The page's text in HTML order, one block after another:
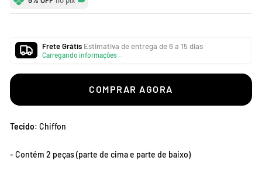
Frete Grátis Estimativa de entrega de 6 a 15 dias
Carregando informações...
COMPRAR AGORA
Tecido: Chiffon
- Contém 2 peças (parte de cima e parte de baixo)